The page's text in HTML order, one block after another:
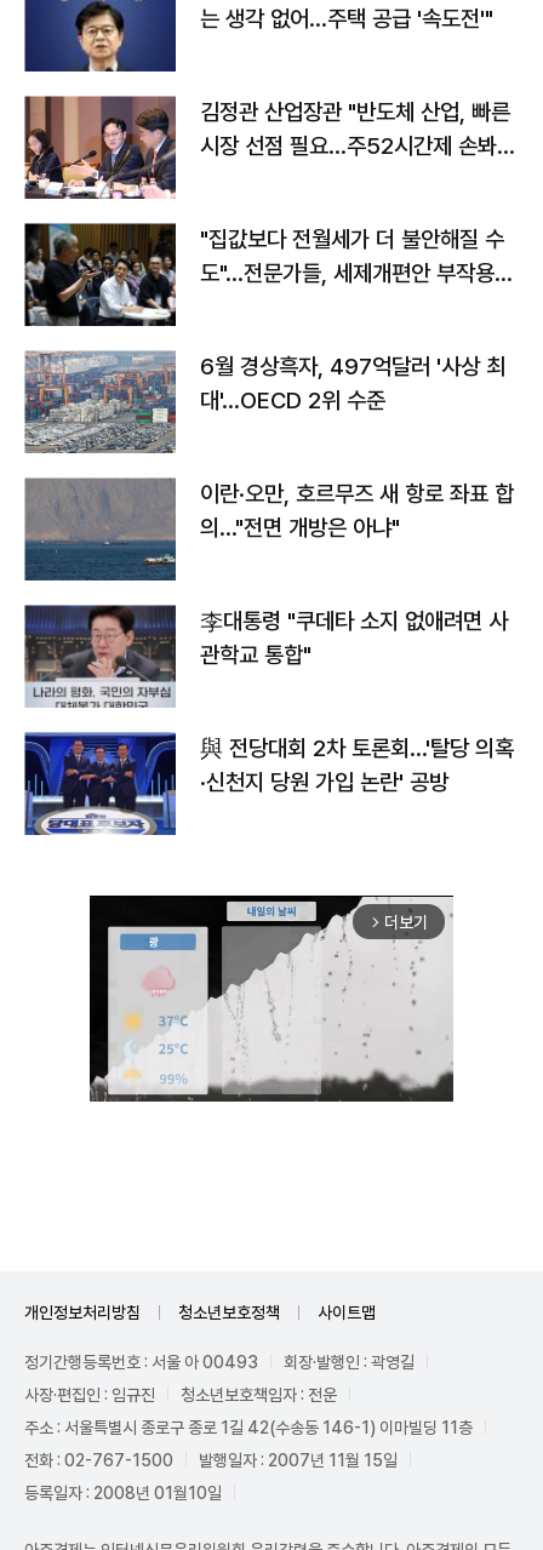
는 생각 없어…주택 공급 '속도전'"
김정관 산업장관 "반도체 산업, 빠른
시장 선점 필요…주52시간제 손봐
"집값보다 전월세가 더 불안해질 수
도"…전문가들, 세제개편안 부작용
6월 경상흑자, 497억달러 '사상 최
대'…OECD 2위 수준
이란·오만, 호르무즈 새 항로 좌표 합
의…"전면 개방은 아냐"
李대통령 "쿠데타 소지 없애려면 사
관학교 통합"
與 전당대회 2차 토론회…'탈당 의혹
·신천지 당원 가입 논란' 공방
arrow_forward_ios 더보기
개인정보처리방침 청소년보호정책 사이트맵
정기간행등록번호 : 서울 아 00493
회장·발행인 : 곽영길
사장·편집인 : 임규진
청소년보호책임자 : 전운
주소 : 서울특별시 종로구 종로 1길 42(수송동 146-1) 이마빌딩 11층
전화 : 02-767-1500
발행일자 : 2007년 11월 15일
등록일자 : 2008년 01월10일